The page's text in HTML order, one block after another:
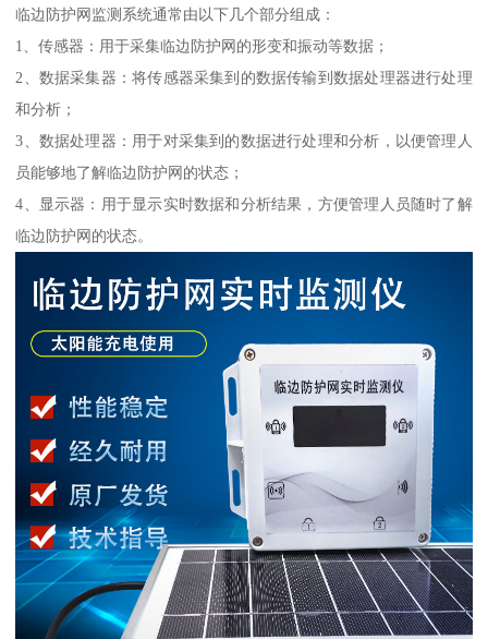
临边防护网监测系统通常由以下几个部分组成：
1、传感器：用于采集临边防护网的形变和振动等数据；
2、数据采集器：将传感器采集到的数据传输到数据处理器进行处理
和分析；
3、数据处理器：用于对采集到的数据进行处理和分析，以便管理人
员能够地了解临边防护网的状态；
4、显示器：用于显示实时数据和分析结果，方便管理人员随时了解
临边防护网的状态。